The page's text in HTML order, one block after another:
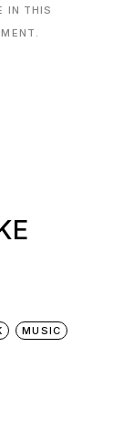
IN THIS
MUSIC